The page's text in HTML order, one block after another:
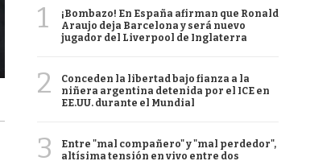
1
¡Bombazo! En España afirman que Ronald
Araujo deja Barcelona y será nuevo
jugador del Liverpool de Inglaterra
2
Conceden la libertad bajo fianza a la
niñera argentina detenida por el ICE en
EE.UU. durante el Mundial
3
Entre "mal compañero" y "mal perdedor",
altísima tensión en vivo entre dos